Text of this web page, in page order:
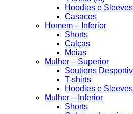
Hoodies e
Casacos
Homem – Inferior
Shorts
Calças
Meias
Mulher – Superior
Soutiens
T-shirts
Hoodies e Sleeves
Mulher – Inferior
Shorts